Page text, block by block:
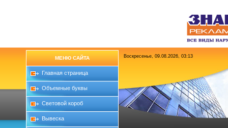
МЕНЮ САЙТА
Главная страница
Объемные буквы
Световой короб
Вывеска
Воскресенье, 09.08.2026, 03:13